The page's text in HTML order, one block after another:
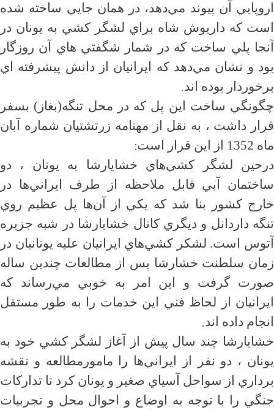
اروپايي آن پيوند مي‌دهد، در همان جايي ساخته شده
است كه داريوش شاه براي لشگر كشي به يونان در
آنجا پلي ساخت كه در شمار شگفتي هاي آن روزگار
بود و نشان مي‌دهد كه ايرانيان از دانش پيشرفته اي
برخوردار بوده اند.
چگونگي ساخت اين پل كه در محل تنگه(بغاز) بسفر
قرار داشت ، به نقل از مهنامه زرتشتيان شماره آبان
ماه 1352 از اين قرار است
:
درحين لشگر كشي‌هاي خشايارشا به يونان ، دو
ساختمان آبي قابل ملاحظه از طرف ايراني‌ها در
خارج كشور بنا شد كه يكي از آن‌ها پل عظيم روي
تنگه داردانل و ديگري كانال خشايارشا در شبه جزيره
آتوس است. لشكر كشي‌هاي ايرانيان عليه يونانيان در
زمان سلطنت خشارشا پس از مطالعات چندين ساله
صورت گرفت و اين امر به خوبي مي‌رساند كه
ايرانيان از لحاظ فني اين خدمات را به طور مستقل
انجام داده اند.
خشايارشا چند سال پيش از آغاز لشگر كشي خود به
يونان ، دو نفر از ايراني‌ها را مامورمطالعه و نقشه
برداري از سواحل آسياي صغير و يونان كرد تا تداركات
جنگي را با توجه به اوضاع و احوال محل و تجربيات